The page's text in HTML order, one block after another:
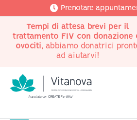
Prenotare
Tempi di attesa brevi per il
trattamento FIV con donazione
ovociti, abbiamo donatrici
ad aiutarvi!
Home Eventi